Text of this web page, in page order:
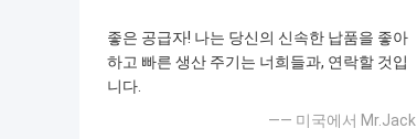
좋은 공급자! 나는 당신의 신속한 납품을 좋아
하고 빠른 생산 주기는 너희들과, 연락할 것입
니다.
—— 미국에서 Mr.Jack